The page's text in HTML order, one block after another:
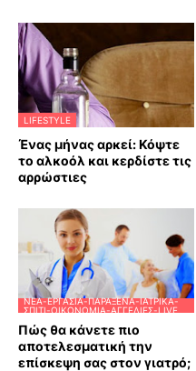
LIFESTYLE
Ένας μήνας αρκεί: Κόψτε
το αλκοόλ και κερδίστε τις
αρρώστιες
ΝΈΑ-ΕΡΓΑΣΊΑ-ΠΑΡΆΞΕΝΑ-ΙΑΤΡΙΚΆ-
ΣΠΊΤΙ-ΟΙΚΟΝΟΜΊΑ-ΑΓΓΕΛΊΕΣ-LIVE
Πώς θα κάνετε πιο
αποτελεσματική την
επίσκεψη σας στον γιατρό;